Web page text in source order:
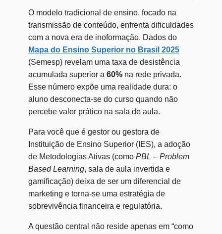
O modelo tradicional de ensino, focado na
transmissão de conteúdo, enfrenta dificuldades
com a nova era de inoformação. Dados do
Mapa do Ensino Superior no Brasil 2025
(Semesp) revelam uma taxa de desistência
acumulada superior a 60%na rede privada.
Esse número expõe uma realidade dura: o
aluno desconecta-se do curso quando não
percebe valor prático na sala de aula.
Para você que é gestor ou gestora de
Instituição de Ensino Superior (IES), a adoção
de Metodologias Ativas (como PBL – Problem
Based Learning, sala de aula invertida e
gamificação) deixa de ser um diferencial de
marketing e torna-se uma estratégia de
sobrevivência financeira e regulatória.
A questão central não reside apenas em “como